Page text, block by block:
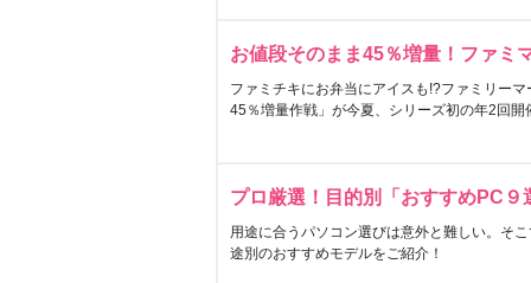
お値段そのまま45％増量！ファミ
ファミチキにお弁当にアイスも!?ファミリー
45％増量作戦」が今夏、シリーズ初の年2回開
プロ厳選！目的別「おすすめPC９
用途に合うパソコン選びは意外と難しい。そ
途別のおすすめモデルをご紹介！